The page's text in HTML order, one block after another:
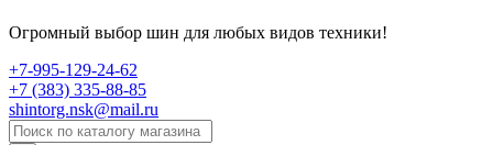
Огромный выбор шин для любых видов техники!
+7-995-129-24-62
+7 (383) 335-88-85
shintorg.nsk@mail.ru